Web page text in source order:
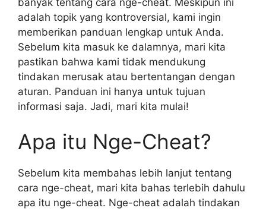
adalah topik yang kontroversial, kami ingin
memberikan panduan lengkap untuk Anda.
Sebelum kita masuk ke dalamnya, mari kita
pastikan bahwa kami tidak mendukung
tindakan merusak atau bertentangan dengan
aturan. Panduan ini hanya untuk tujuan
informasi saja. Jadi, mari kita mulai!
Apa itu Nge-Cheat?
Sebelum kita membahas lebih lanjut tentang
cara nge-cheat, mari kita bahas terlebih dahulu
apa itu nge-cheat. Nge-cheat adalah tindakan